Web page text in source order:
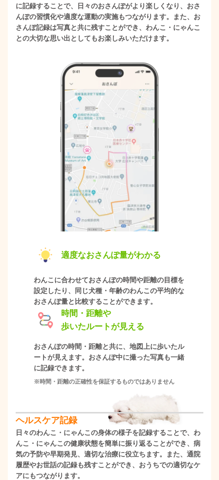
に記録することで、日々のおさんぽがより楽しくなり、おさ
んぽの習慣化や適度な運動の実施もつながります。また、お
さんぽ記録は写真と共に残すことができ、わんこ・にゃんこ
との大切な思い出としてもお楽しみいただけます。
適度なおさんぽ量がわかる
わんこに合わせておさんぽの時間や距離の目標を
設定したり、同じ犬種・年齢のわんこの平均的な
おさんぽ量と比較することができます。
時間・距離や
歩いたルートが見える
おさんぽの時間・距離と共に、地図上に歩いたル
ートが見えます。おさんぽ中に撮った写真も一緒
に記録できます。
※時間・距離の正確性を保証するものではありません
ヘルスケア記録
日々のわんこ・にゃんこの身体の様子を記録することで、わ
んこ・にゃんこの健康状態を簡単に振り返ることができ、病
気の予防や早期発見、適切な治療に役立ちます。また、通院
履歴やお世話の記録も残すことができ、おうちでの適切なケ
アにもつながります。